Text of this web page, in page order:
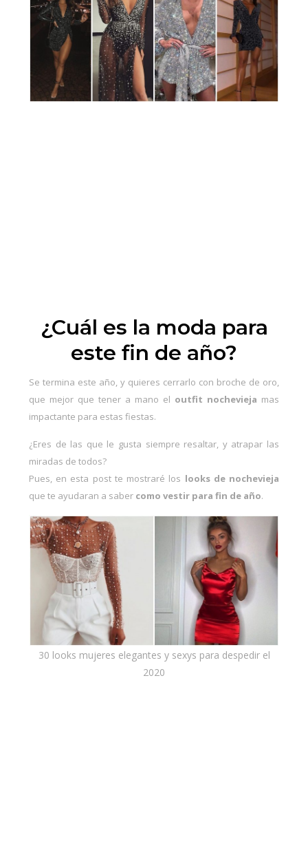
¿Cuál es la moda para
este fin de año?
Se termina este año, y quieres cerrarlo con broche de oro,
que mejor que tener a mano el outfit nochevieja mas
impactante para estas fiestas.
¿Eres de las que le gusta siempre resaltar, y atrapar las
miradas de todos?
Pues, en esta post te mostraré los looks de nochevieja
que te ayudaran a saber como vestir para fin de año.
30 looks mujeres elegantes y sexys para despedir el
2020